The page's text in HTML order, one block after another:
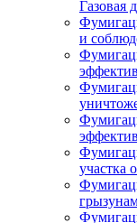
Газовая
и
участка